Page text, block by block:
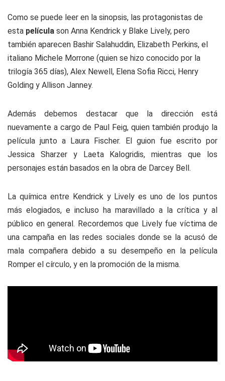
Como se puede leer en la sinopsis, las protagonistas de
esta película son Anna Kendrick y Blake Lively, pero
también aparecen Bashir Salahuddin, Elizabeth Perkins, el
italiano Michele Morrone (quien se hizo conocido por la
trilogía 365 días), Alex Newell, Elena Sofia Ricci, Henry
Golding y Allison Janney.
Además debemos destacar que la dirección está
nuevamente a cargo de Paul Feig, quien también produjo la
película junto a Laura Fischer. El guion fue escrito por
Jessica Sharzer y Laeta Kalogridis, mientras que los
personajes están basados en la obra de Darcey Bell.
La química entre Kendrick y Lively es uno de los puntos
más elogiados, e incluso ha maravillado a la crítica y al
público en general. Recordemos que Lively fue víctima de
una campaña en las redes sociales donde se la acusó de
mala compañera debido a su desempeño en la película
Romper el círculo, y en la promoción de la misma.